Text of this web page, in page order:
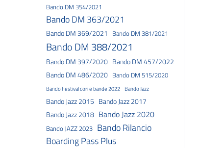
Bando DM 354/2021
Bando DM 363/2021
Bando DM 369/2021 Bando DM 381/2021
Bando DM 388/2021
Bando DM 397/2020 Bando DM 457/2022
Bando DM 486/2020 Bando DM 515/2020
Bando Festival cori e bande 2022 Bando Jazz
Bando Jazz 2015 Bando Jazz 2017
Bando Jazz 2018 Bando Jazz 2020
Bando JAZZ 2023 Bando Rilancio
Boarding Pass Plus